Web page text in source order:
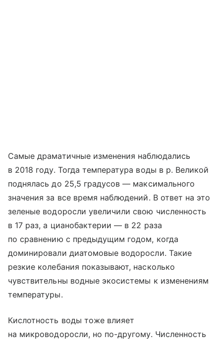
Самые драматичные изменения наблюдались
в 2018 году. Тогда температура воды в р. Великой
поднялась до 25,5 градусов — максимального
значения за все время наблюдений. В ответ на это
зеленые водоросли увеличили свою численность
в 17 раз, а цианобактерии — в 22 раза
по сравнению с предыдущим годом, когда
доминировали диатомовые водоросли. Такие
резкие колебания показывают, насколько
чувствительны водные экосистемы к изменениям
температуры.
Кислотность воды тоже влияет
на микроводоросли, но по-другому. Численность